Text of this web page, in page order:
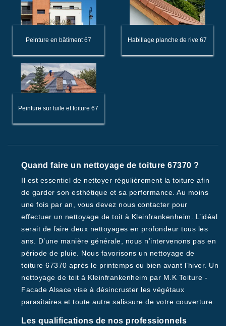
Peinture en bâtiment 67 Habillage planche de rive 67
Peinture sur tuile et toiture 67
Quand faire un nettoyage de toiture 67370 ?
Il est essentiel de nettoyer régulièrement la toiture afin
de garder son esthétique et sa performance. Au moins
une fois par an, vous devez nous contacter pour
effectuer un nettoyage de toit à Kleinfrankenheim. L’idéal
serait de faire deux nettoyages en profondeur tous les
ans. D’une manière générale, nous n’intervenons pas en
période de pluie. Nous favorisons un nettoyage de
toiture 67370 après le printemps ou bien avant l’hiver. Un
nettoyage de toit à Kleinfrankenheim par M.K Toiture -
Facade Alsace vise à désincruster les végétaux
parasitaires et toute autre salissure de votre couverture.
Les qualifications de nos professionnels